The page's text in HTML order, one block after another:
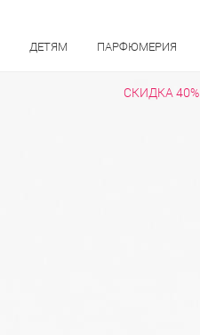
ДЕТЯМ ПАРФЮМЕРИЯ
СКИДКА 40%